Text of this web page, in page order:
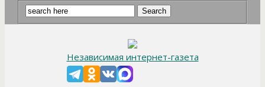
Независимая интернет-газета